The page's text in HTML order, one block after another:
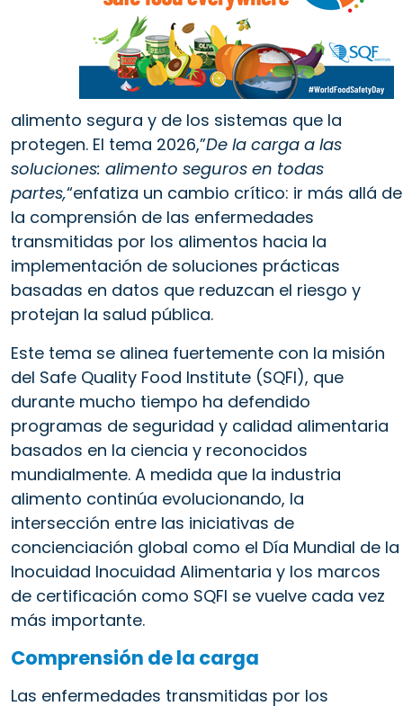
alimento segura y de los sistemas que la
protegen. El tema 2026,”De la carga a las
soluciones: alimento seguros en todas
partes,“enfatiza un cambio crítico: ir más allá de
la comprensión de las enfermedades
transmitidas por los alimentos hacia la
implementación de soluciones prácticas
basadas en datos que reduzcan el riesgo y
protejan la salud pública.
Este tema se alinea fuertemente con la misión
del Safe Quality Food Institute (SQFI), que
durante mucho tiempo ha defendido
programas de seguridad y calidad alimentaria
basados en la ciencia y reconocidos
mundialmente. A medida que la industria
alimento continúa evolucionando, la
intersección entre las iniciativas de
concienciación global como el Día Mundial de la
Inocuidad Inocuidad Alimentaria y los marcos
de certificación como SQFI se vuelve cada vez
más importante.
Comprensión de la carga
Las enfermedades transmitidas por los